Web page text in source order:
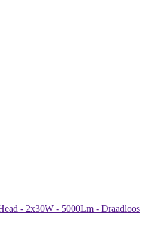
- 2x30W - 5000Lm - Draadloos